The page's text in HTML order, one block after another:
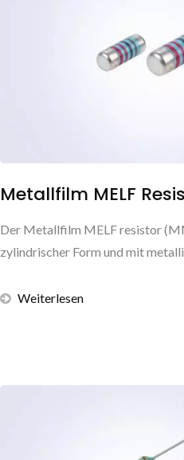
Metallfilm MELF
Der Metallfilm MELF resistor
zylindrischer Form und mit
Weiterlesen